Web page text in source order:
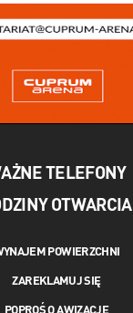
TELEFONY
OTWARCIA
POWIERZCHNI
ZAREKLAMUJ SIĘ